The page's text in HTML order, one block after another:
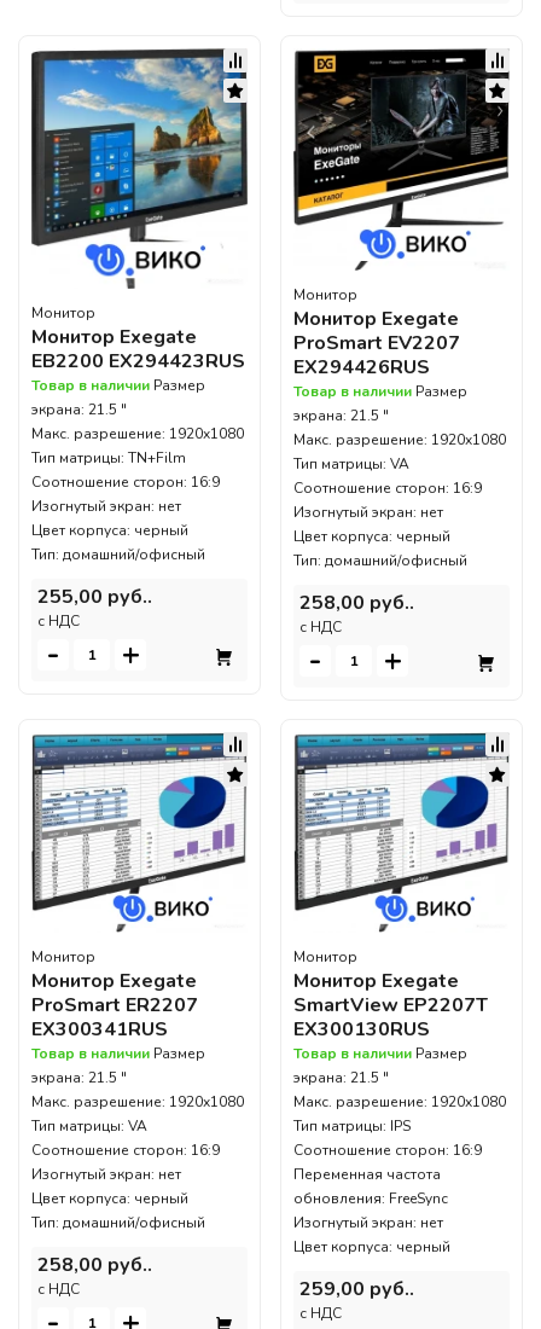
Монитор
Монитор Exegate
EB2200 EX294423RUS
Товар в наличии Размер
экрана: 21.5 "
Макс. разрешение: 1920x1080
Тип матрицы: TN+Film
Соотношение сторон: 16:9
Изогнутый экран: нет
Цвет корпуса: черный
Тип: домашний/офисный
255,00 руб..
c НДС
- +
Монитор
Монитор Exegate
ProSmart EV2207
EX294426RUS
Товар в наличии Размер
экрана: 21.5 "
Макс. разрешение: 1920x1080
Тип матрицы: VA
Соотношение сторон: 16:9
Изогнутый экран: нет
Цвет корпуса: черный
Тип: домашний/офисный
258,00 руб..
c НДС
- +
Монитор
Монитор Exegate
ProSmart ER2207
EX300341RUS
Товар в наличии Размер
экрана: 21.5 "
Макс. разрешение: 1920x1080
Тип матрицы: VA
Соотношение сторон: 16:9
Изогнутый экран: нет
Цвет корпуса: черный
Тип: домашний/офисный
258,00 руб..
c НДС
Монитор
Монитор Exegate
SmartView EP2207T
EX300130RUS
Товар в наличии Размер
экрана: 21.5 "
Макс. разрешение: 1920x1080
Тип матрицы: IPS
Соотношение сторон: 16:9
Переменная частота
обновления: FreeSync
Изогнутый экран: нет
Цвет корпуса: черный
259,00 руб..
c НДС